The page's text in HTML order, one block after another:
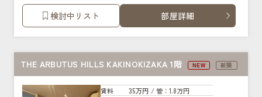
検討中リスト 部屋詳細
THE ARBUTUS HILLS KAKINOKIZAKA 1階 NEW 新築
賃料 35万円 / 管：1.8万円